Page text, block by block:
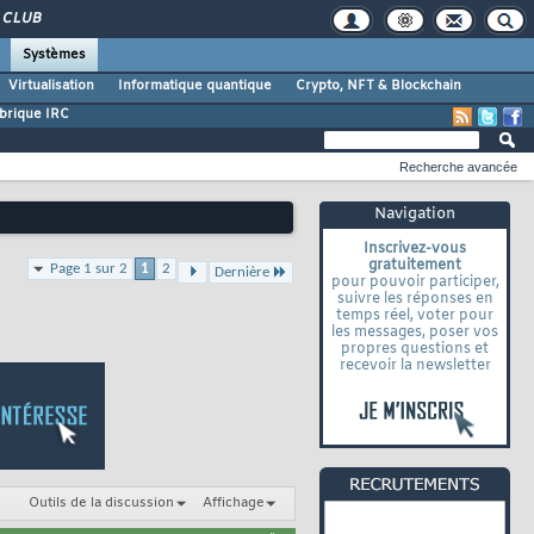
CLUB
Systèmes
Virtualisation
Informatique quantique
Crypto, NFT & Blockchain
IRC
Navigation
Inscrivez-vous
gratuitement
pour pouvoir participer,
suivre les réponses en
temps réel, voter pour
les messages, poser vos
propres questions et
recevoir la newsletter
Recherche avancée
Page 1 sur 2 1 2 Dernière
Outils de la discussion Affichage